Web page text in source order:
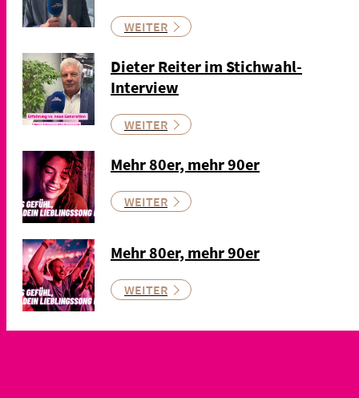
WEITER
Dieter Reiter im Stichwahl-
Interview
WEITER
Mehr 80er, mehr 90er
WEITER
Mehr 80er, mehr 90er
WEITER